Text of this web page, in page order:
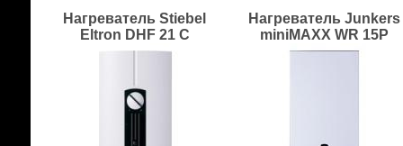
Нагреватель Stiebel
Eltron DHF 21 C
Нагреватель Junkers
miniMAXX WR 15P